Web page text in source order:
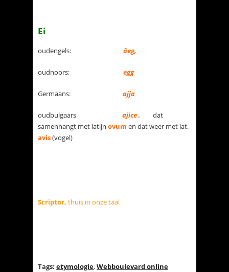
Ei
oudengels: âeg,
oudnoors: egg
Germaans: ajja
oudbulgaars ajice , dat
samenhangt met latijn ovum en dat weer met lat.
avis(vogel)
Scriptor, thuis in onze taal
Tags: etymologie,Webboulevard online